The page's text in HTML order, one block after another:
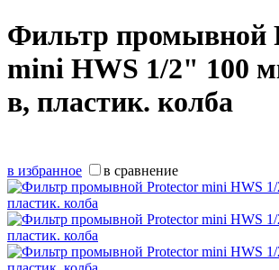
Фильтр промывной
mini HWS 1/2" 100
в, пластик. колба
в избранное в сравнение